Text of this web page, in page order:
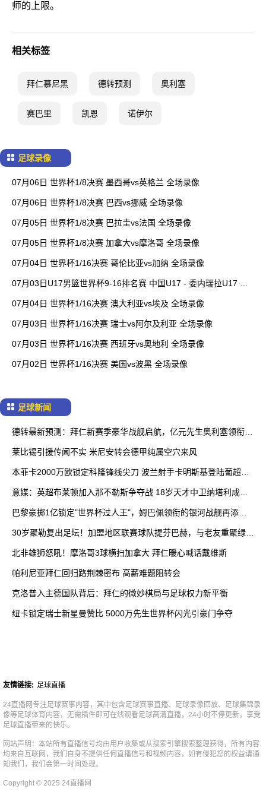
师的上限。
相关标签
拜仁慕尼黑 德转预测 奥利塞
赛巴里 凯恩 诺伊尔
足球录像
07月06日 世界杯1/8决赛 墨西哥vs英格兰 全场录像
07月06日 世界杯1/8决赛 巴西vs挪威 全场录像
07月05日 世界杯1/8决赛 巴拉圭vs法国 全场录像
07月05日 世界杯1/8决赛 加拿大vs摩洛哥 全场录像
07月04日 世界杯1/16决赛 哥伦比亚vs加纳 全场录像
07月03日U17男篮世界杯9-16排名赛 中国U17 - 委内瑞拉U17 全
07月04日 世界杯1/16决赛 澳大利亚vs埃及 全场录像
07月03日 世界杯1/16决赛 瑞士vs阿尔及利亚 全场录像
07月03日 世界杯1/16决赛 西班牙vs奥地利 全场录像
07月02日 世界杯1/16决赛 美国vs波黑 全场录像
足球新闻
德转最新预测：拜仁新赛季豪华战舰启航，亿元先生奥利塞领衔锋
莱比锡引援传闻不实 米尼安转会德甲纯属空穴来风
本菲卡2000万欧锁定科隆锋线尖刀 波兰射手卡明斯基登陆葡超在
意媒：英超布莱顿加入那不勒斯争夺战 18岁天才中卫纳塔利成香
巴黎豪掷1亿锁定"世界杯过人王"，姆巴佩领衔的银河战舰再添尖
30岁聚勒复出足坛！加盟地区联赛球队提芬巴赫，与老友重聚绿茵
北非雄狮怒吼！摩洛哥3球横扫加拿大 拜仁暖心喊话戴维斯
帕利尼亚拜仁回归路荆棘密布 高薪难题阻转会
克洛普入主德国队背后：拜仁的微妙棋局与足球权力新平衡
纽卡锁定瑞士新星曼赞比 5000万先生世界杯闪光引豪门争夺
友情链接: 足球直播
24直播网专注足球赛事内容，其中包含足球赛事直播、足球录像回放、足球集锦录
像等足球体育内容，无需插件即可在线观看足球高清直播，24小时不停更新，享受
足球直播带来的快乐。
网站声明：本站所有直播信号均由用户收集或从搜索引擎搜索整理获得，所有内容
均来自互联网，我们自身不提供任何直播信号和视频内容，如有侵犯您的权益请通
知我们，我们会第一时间处理。
Copyright © 2025 24直播网